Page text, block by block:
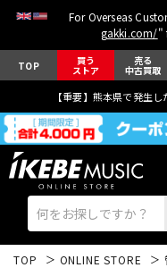
For Overseas
gakki.com/"
TOP 買う
ストア
売る
中古買取
【重要】熊本県で発生
TOP ONLINE STORE